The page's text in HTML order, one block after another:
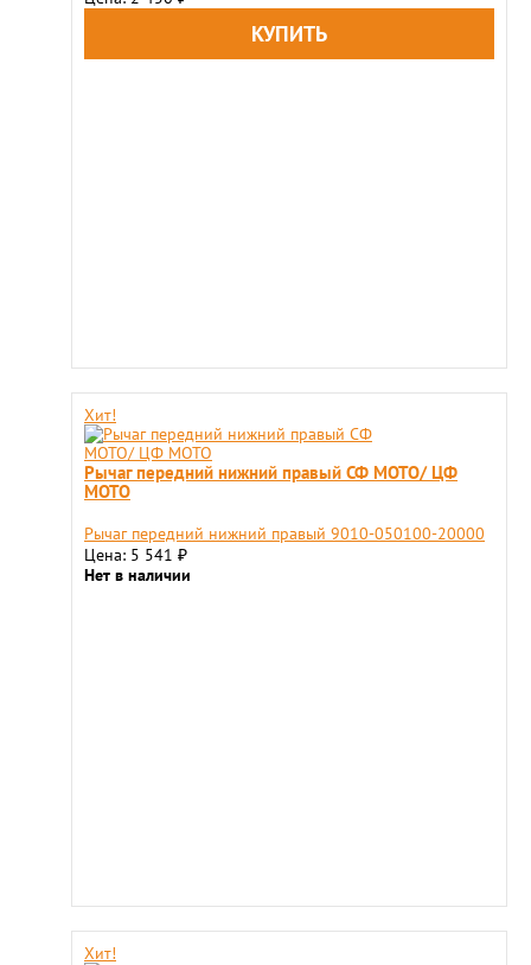
Хит!
Рычаг передний нижний правый СФ МОТО/ ЦФ
МОТО
Рычаг передний нижний правый 9010-050100-20000
Цена: 5 541 ₽
Нет в наличии
Хит!